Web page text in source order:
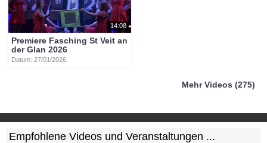
14:08
Premiere Fasching St Veit an
der Glan 2026
Datum: 27/01/2026
Mehr Videos (275)
Empfohlene Videos und Veranstaltungen ...